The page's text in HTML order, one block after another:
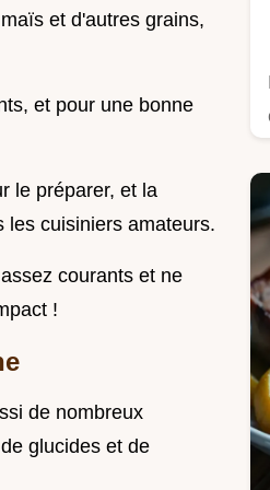
et d'autres grains,
et pour une bonne
le préparer, et la
les cuisiniers amateurs.
courants et ne
!
de nombreux
glucides et de